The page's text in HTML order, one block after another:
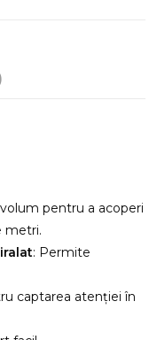
pentru a acoperi
metri.
: Permite
captarea atenției în